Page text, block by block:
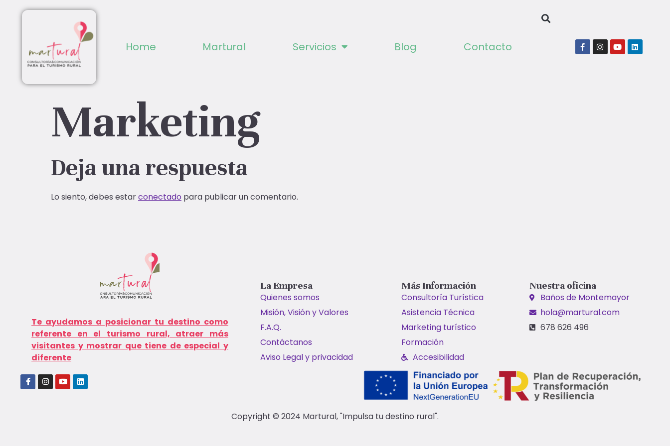
Home Martural Servicios Blog Contacto
Marketing
Deja una respuesta
Lo siento, debes estarconectado para publicar un comentario.
Te ayudamos a posicionar tu destino como
referente en el turismo rural, atraer más
visitantes y mostrar que tiene de especial y
diferente
La Empresa
Quienes somos
Misión, Visión y Valores
F.A.Q.
Contáctanos
Aviso Legal y privacidad
Más Información
Consultoría Turística
Asistencia Técnica
Marketing turístico
Formación
Accesibilidad
Nuestra oficina
Baños de Montemayor
hola@martural.com
‭678 626 496‬
Copyright © 2024 Martural, "Impulsa tu destino rural".